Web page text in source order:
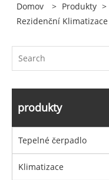
Domov > Produkty >
Rezidenční Klimatizace
produkty
Tepelné čerpadlo
Klimatizace